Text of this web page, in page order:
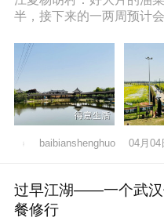
半，接下来的一两周预计
baibianshenghuo 04月04
过早江湖——一个武汉
餐修行